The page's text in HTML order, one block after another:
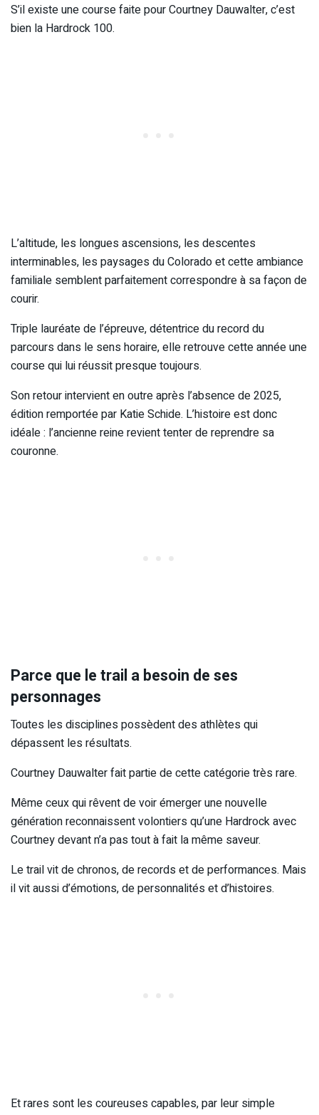
S’il existe une course faite pour Courtney Dauwalter, c’est
bien la Hardrock 100.
L’altitude, les longues ascensions, les descentes
interminables, les paysages du Colorado et cette ambiance
familiale semblent parfaitement correspondre à sa façon de
courir.
Triple lauréate de l’épreuve, détentrice du record du
parcours dans le sens horaire, elle retrouve cette année une
course qui lui réussit presque toujours.
Son retour intervient en outre après l’absence de 2025,
édition remportée par Katie Schide. L’histoire est donc
idéale : l’ancienne reine revient tenter de reprendre sa
couronne.
Parce que le trail a besoin de ses
personnages
Toutes les disciplines possèdent des athlètes qui
dépassent les résultats.
Courtney Dauwalter fait partie de cette catégorie très rare.
Même ceux qui rêvent de voir émerger une nouvelle
génération reconnaissent volontiers qu’une Hardrock avec
Courtney devant n’a pas tout à fait la même saveur.
Le trail vit de chronos, de records et de performances. Mais
il vit aussi d’émotions, de personnalités et d’histoires.
Et rares sont les coureuses capables, par leur simple